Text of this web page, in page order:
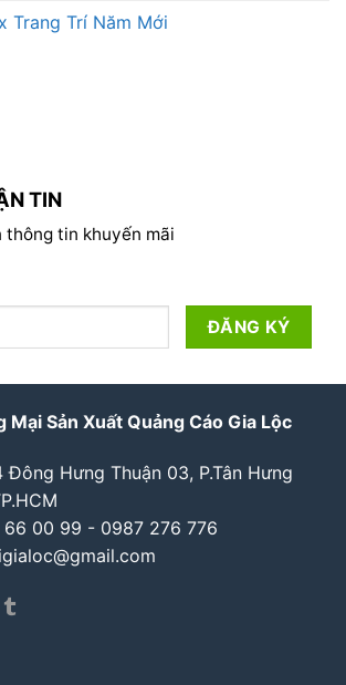
Trang Trí Năm Mới
TIN
tin khuyến mãi
Mại Sản Xuất Quảng Cáo Gia Lộc
Đông Hưng Thuận 03, P.Tân Hưng
66 00 99 - 0987 276 776